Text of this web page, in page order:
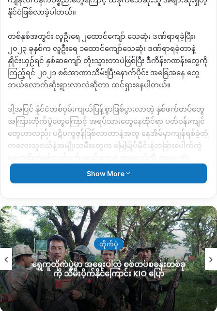
နိုင်ငံဖြစ်လာခဲ့ပါတယ်။
တစ်နှစ်အတွင်း လူဦးရေ ၂ထောင်ကျော် သေဆုံး ဒဏ်ရာရခဲ့ပြီး၊
၂၀၂၃ ခုနှစ်က လူဦးရေ ၁ထောင်ကျော်သေဆုံး ဒဏ်ရာရခဲ့တာနဲ့
နှိုင်းယှဉ်ရင် နှစ်ဆကျော် တိုးသွားတာပဲဖြစ်ပြီး ဒီကိန်းဂဏန်းတွေကို
ကြည့်ရင် ၂၀၂၁ စစ်အာဏာသိမ်းပြီးနောက်ပိုင်း အခြေအနေ တွေ
ဘယ်လောက်ဆိုးရွားလာလဲဆိုတာ ထင်ရှားနေပါတယ်။
ဒါ့အပြင် နိုင်ငံတစ်ဝှမ်းကျယ်ပြန့်စွာဖြစ်ပွားလာတဲ့ နှစ်ဖက်တပ်တွေ
အကြားတိုက်ပွဲတွေကြောင့် အရပ်သားတွေနေထိုင်ရာ ပတ်ဝန်းကျင်
တွေဟာလည်း ပဋိပက္ခဇုန်ဖြစ်လာတာနဲ့အတူ နေအိမ်မှာကျန်ရစ်ခဲ့တဲ့
ကလေးသူငယ်နဲ့အမျိုးသမီးတွေက မြေမြုပ်မိုင်းနဲ့တခြားပေါက်ကွဲ
ကြုံတွေ့နေရတယ်လို့ မြန်မာ့အမျိုးသမီးသမဂ္ဂတွဲဖက်
အထွေထွေအတွင်းရေးမှူး ၂ ဒေါ်ယဥ်မျိုးလှိုင်ကထောက်ပြပါတယ်။
“အရပ်သားတွေနေထိုင်ရာဝန်းကျင်တွေကလည်း ပဋိပက္ခဇုန်တွေ
ဖြစ်လာတာနဲ့ လူတွေကစားဝတ်နေရေးကြပ်တည်း လာတယ်။အဲ့လိုနဲ့
တောထဲသွား၊ ယာထဲသွားတာနဲ့ မိုင်းနင်းမိတာတွေကြုံရတယ်။ ကျမ
တို့နိုင်ငံက အရမ်းကြပ်တည်းတဲ့ ကြားမှာ နေလာရတယ်။ ပြီးတော့
စစ်မှုထမ်းဥပဒေကြောင့်လည်း အမျိုးသားလူငယ်တွေက အပြင်
ထွက်အလုပ်လုပ်ကြတယ်။ အဲ့တော့ကျန်ခဲ့တဲ့သူတွေ က အမျိုးသမီး
နဲ့ကလေးသူငယ်တွေပဲဖြစ်တယ်။ ရာခိုင်နှုန်းအရကြည့်ရင်ပေါ့”လို့
ပြောပါတယ်။
Show More
တိုက်ပွဲ
ရွှေကူတိုက်ပွဲမှာ အရေးပါတဲ့ စစ်တပ်စခန်းတစ်ခု
ကို သိမ်းပိုက်နိုင်ကြောင်း KIO ပြော